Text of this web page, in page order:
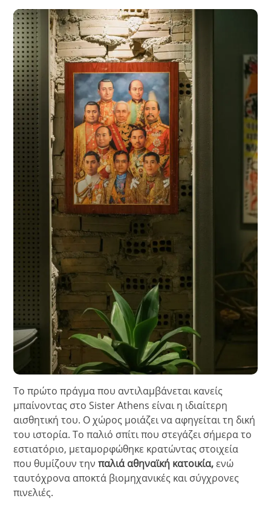
Το πρώτο πράγμα που αντιλαμβάνεται κανείς
μπαίνοντας στο Sister Athens είναι η ιδιαίτερη
αισθητική του. Ο χώρος μοιάζει να αφηγείται τη δική
του ιστορία.Το παλιό σπίτι που στεγάζει σήμερα το
εστιατόριο, μεταμορφώθηκε κρατώντας στοιχεία
που θυμίζουν τηνπαλιά αθηναϊκή κατοικία,ενώ
ταυτόχρονα αποκτά βιομηχανικές και σύγχρονες
πινελιές.